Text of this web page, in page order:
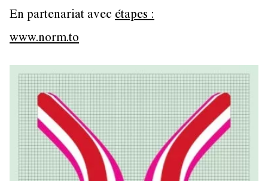
En partenariat avec étapes :
www.norm.to